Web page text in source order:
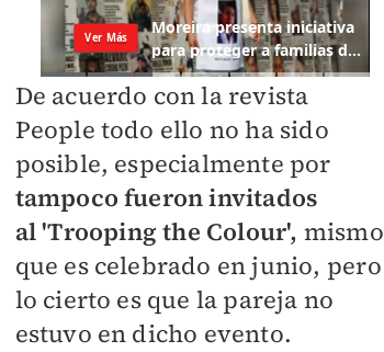
De acuerdo con la revista
People todo ello no ha sido
posible, especialmente por
tampoco fueron invitados
al'Trooping the Colour', mismo
que es celebrado en junio, pero
lo cierto es que la pareja no
estuvo en dicho evento.